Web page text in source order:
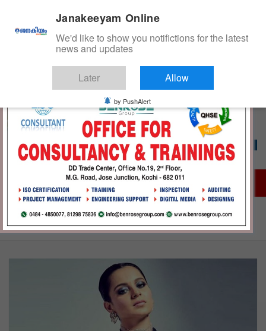
n
ജനകീയം ഓൺ‌ലൈൻ
Home
കങ്കണയുടെ പത്മശ്രീ തിരിച്ചെടുക്കണമെന്ന് കോൺഗ്രസ്
Janakeeyam Online
We'd like to show you notifictions for the latest
news and updates
Later Allow
by PushAlert